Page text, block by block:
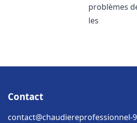
problèmes
les
Contact
contact@chaudiereprofessionnel-